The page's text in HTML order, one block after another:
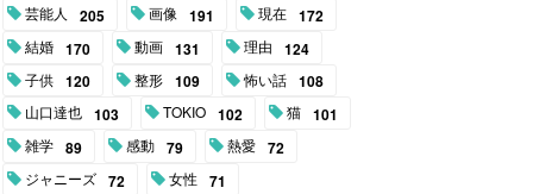
芸能人 205 画像 191 現在 172
結婚 170 動画 131 理由 124
子供 120 整形 109 怖い話 108
山口達也 103 TOKIO 102 猫 101
雑学 89 感動 79 熱愛 72
ジャニーズ 72 女性 71